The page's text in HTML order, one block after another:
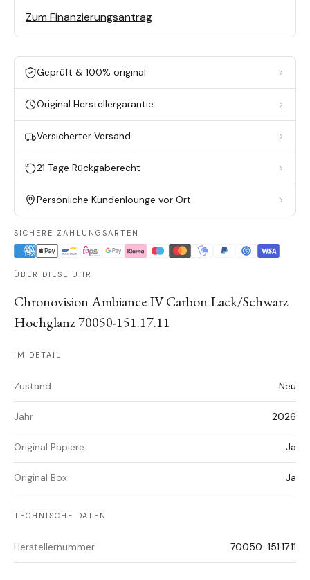
Zum Finanzierungsantrag
Geprüft & 100% original
Original Herstellergarantie
Versicherter Versand
21 Tage Rückgaberecht
Persönliche Kundenlounge vor Ort
SICHERE ZAHLUNGSARTEN
ÜBER DIESE UHR
Chronovision Ambiance IV Carbon Lack/Schwarz
Hochglanz 70050-151.17.11
IM DETAIL
Zustand Neu
Jahr 2026
Original Papiere Ja
Original Box Ja
TECHNISCHE DATEN
Herstellernummer 70050-151.17.11